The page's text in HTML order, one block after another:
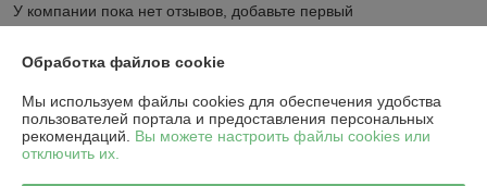
У компании пока нет отзывов, добавьте первый
О нас
Контакты
Обработка файлов cookie
Мы используем файлы cookies для обеспечения удобства
пользователей портала и предоставления персональных
рекомендаций. Вы можете настроить файлы cookies или
отключить их.